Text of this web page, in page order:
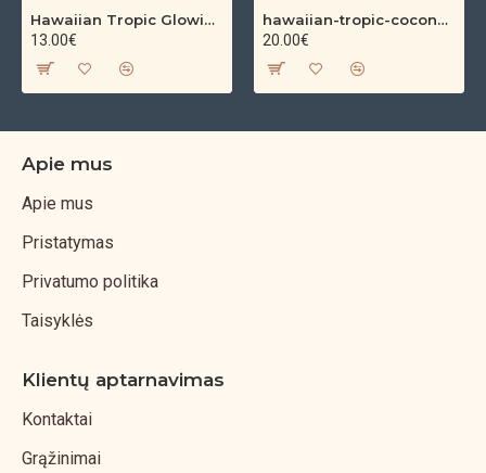
Hawaiian Tropic Glowing Oil – bronzinantis kūno aliejus su spindesiu (200 ml)
13.00€
hawaiian-tropic-coconut-argan-dry-oil-spf-30-spray-200ml
20.00€
Apie mus
Apie mus
Pristatymas
Privatumo politika
Taisyklės
Klientų aptarnavimas
Kontaktai
Grąžinimai